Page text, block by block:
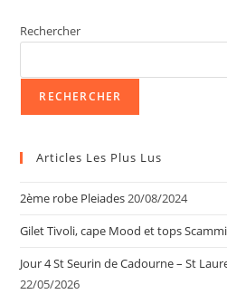
Rechercher
RECHERCHER
Articles Les Plus Lus
2ème robe Pleiades20/08/2024
Gilet Tivoli, cape Mood et tops
Jour 4 St Seurin de Cadourne – St
22/05/2026